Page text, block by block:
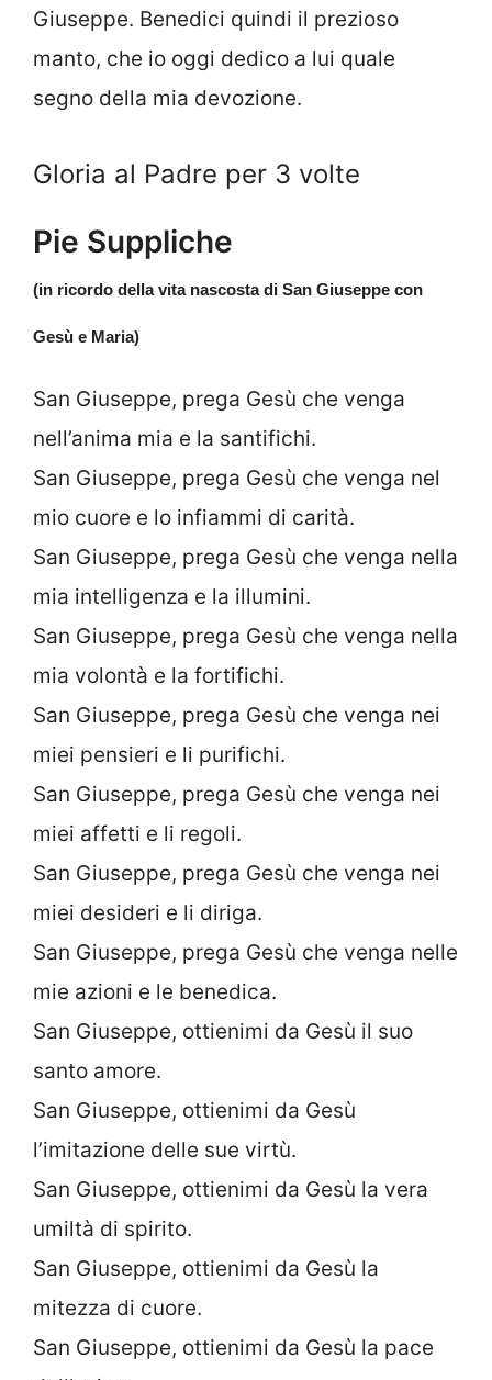
Giuseppe. Benedici quindi il prezioso
manto, che io oggi dedico a lui quale
segno della mia devozione.
Gloria al Padre per 3 volte
Pie Suppliche
(in ricordo della vita nascosta di San Giuseppe con
Gesù e Maria)
San Giuseppe, prega Gesù che venga
nell’anima mia e la santifichi.
San Giuseppe, prega Gesù che venga nel
mio cuore e lo infiammi di carità.
San Giuseppe, prega Gesù che venga nella
mia intelligenza e la illumini.
San Giuseppe, prega Gesù che venga nella
mia volontà e la fortifichi.
San Giuseppe, prega Gesù che venga nei
miei pensieri e li purifichi.
San Giuseppe, prega Gesù che venga nei
miei affetti e li regoli.
San Giuseppe, prega Gesù che venga nei
miei desideri e li diriga.
San Giuseppe, prega Gesù che venga nelle
mie azioni e le benedica.
San Giuseppe, ottienimi da Gesù il suo
santo amore.
San Giuseppe, ottienimi da Gesù
l’imitazione delle sue virtù.
San Giuseppe, ottienimi da Gesù la vera
umiltà di spirito.
San Giuseppe, ottienimi da Gesù la
mitezza di cuore.
San Giuseppe, ottienimi da Gesù la pace